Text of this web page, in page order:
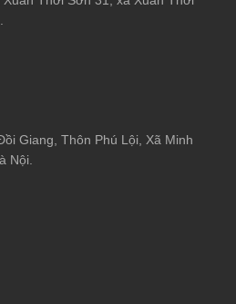
Giang, Thôn Phú Lội, Xã Minh
Nội.